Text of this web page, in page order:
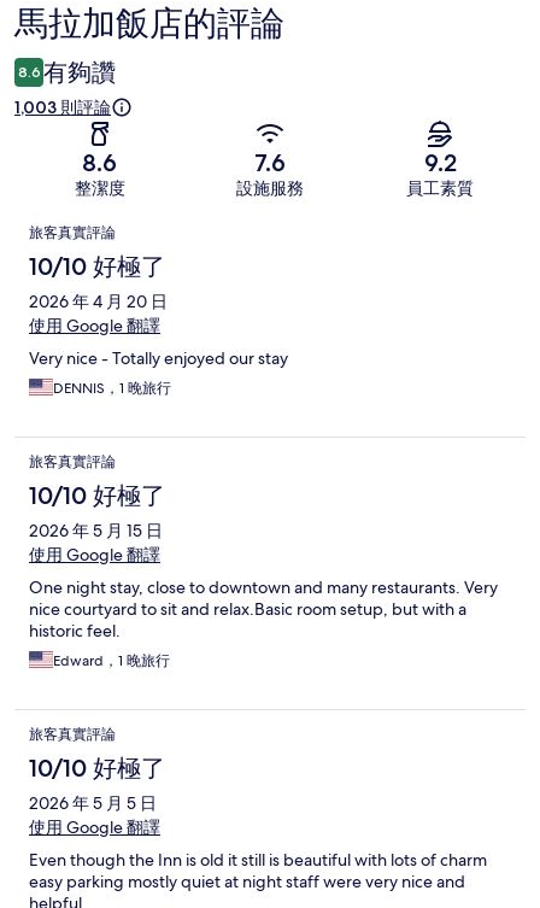
評
論
馬拉加飯店的評論
8.6 有夠讚
1,003 則評論
8.6
整潔度
7.6
設施服務
9.2
員工素質
評
論
旅客真實評論
10/10 好極了
2026 年 4 月 20 日
使用 Google 翻譯
Very nice - Totally enjoyed our stay
DENNIS，1 晚旅行
旅客真實評論
10/10 好極了
2026 年 5 月 15 日
使用 Google 翻譯
One night stay, close to downtown and many restaurants. Very
nice courtyard to sit and relax.Basic room setup, but with a
historic feel.
Edward，1 晚旅行
旅客真實評論
10/10 好極了
2026 年 5 月 5 日
使用 Google 翻譯
Even though the Inn is old it still is beautiful with lots of charm
easy parking mostly quiet at night staff were very nice and
helpful